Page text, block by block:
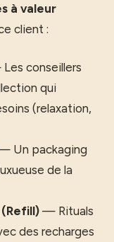
à valeur
client :
conseillers
qui
(relaxation,
Un packaging
de la
— Rituals
des recharges